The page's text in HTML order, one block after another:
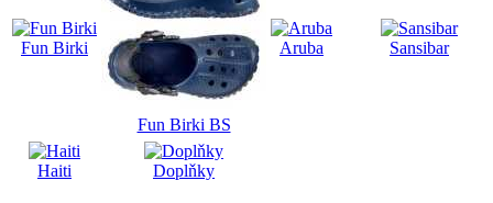
Fun Birki
Fun Birki BS
Aruba Sansibar
Haiti Doplňky